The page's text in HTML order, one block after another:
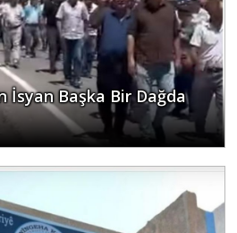
İsyan Başka Bir Dağda